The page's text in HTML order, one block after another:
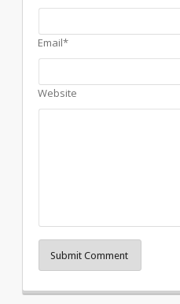
Email*
Website
Submit Comment